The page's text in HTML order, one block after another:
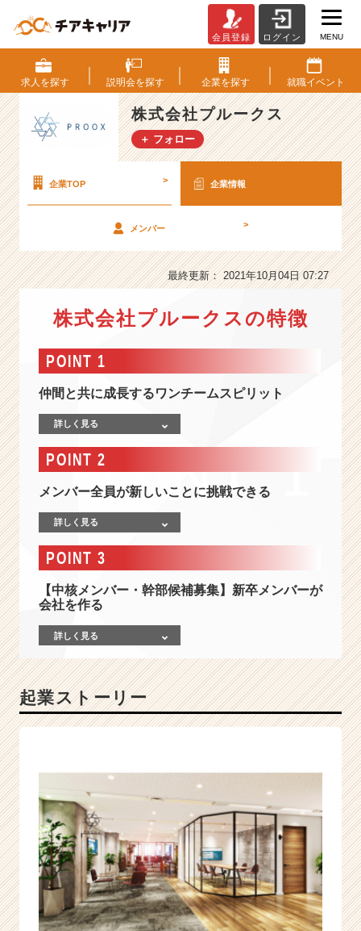
式
会
社
プ
ル
ー
ク
社
ン
サ
ル・
志
望
者
募
動
画
デ
タ
ル
課
決
す
る
急
成
長
会員登録 ログイン MENU
求人を探す 説明会を探す 企業を探す 就職イベント
株式会社プルークス
＋ フォロー
企業TOP > 企業情報
メンバー >
最終更新： 2021年10月04日 07:27
株式会社プルークスの特徴
POINT 1
仲間と共に成長するワンチームスピリット
詳しく見る
POINT 2
メンバー全員が新しいことに挑戦できる
詳しく見る
POINT 3
【中核メンバー・幹部候補募集】新卒メンバーが
会社を作る
詳しく見る
起業ストーリー